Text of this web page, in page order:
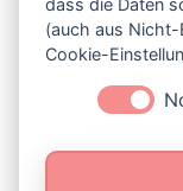
dass die Daten
(auch aus
Cookie-